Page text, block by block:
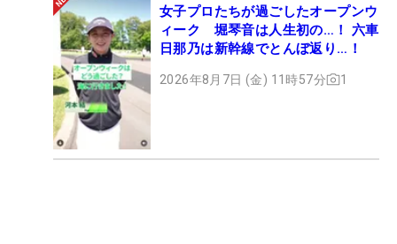
女子プロたちが過ごしたオープンウ
ィーク 堀琴音は人生初の…！ 六車
日那乃は新幹線でとんぼ返り…！
2026年8月7日 (金) 11時57分 1